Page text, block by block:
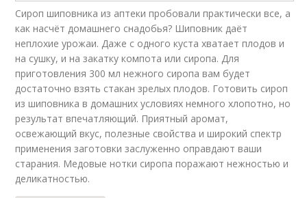
Сироп шиповника из аптеки пробовали практически все, а
как насчёт домашнего снадобья? Шиповник даёт
неплохие урожаи. Даже с одного куста хватает плодов и
на сушку, и на закатку компота или сиропа. Для
приготовления 300 мл нежного сиропа вам будет
достаточно взять стакан зрелых плодов. Готовить сироп
из шиповника в домашних условиях немного хлопотно, но
результат впечатляющий. Приятный аромат,
освежающий вкус, полезные свойства и широкий спектр
применения заготовки заслуженно оправдают ваши
старания. Медовые нотки сиропа поражают нежностью и
деликатностью.